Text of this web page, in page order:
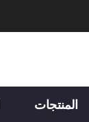
المنتجات